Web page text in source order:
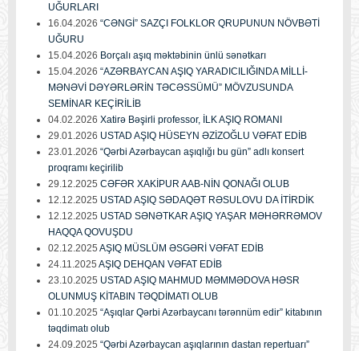
UĞURLARI
16.04.2026 “CƏNGİ” SAZÇI FOLKLOR QRUPUNUN NÖVBƏTİ
UĞURU
15.04.2026 Borçalı aşıq məktəbinin ünlü sənətkarı
15.04.2026 “AZƏRBAYCAN AŞIQ YARADICILIĞINDA MİLLİ-
MƏNƏVİ DƏYƏRLƏRİN TƏCƏSSÜMÜ” MÖVZUSUNDA
SEMİNAR KEÇİRİLİB
04.02.2026 Xatirə Bəşirli professor, İLK AŞIQ ROMANI
29.01.2026 USTAD AŞIQ HÜSEYN ƏZİZOĞLU VƏFAT EDİB
23.01.2026 “Qərbi Azərbaycan aşıqlığı bu gün” adlı konsert
proqramı keçirilib
29.12.2025 CƏFƏR XAKİPUR AAB-NİN QONAĞI OLUB
12.12.2025 USTAD AŞIQ SƏDAQƏT RƏSULOVU DA İTİRDİK
12.12.2025 USTAD SƏNƏTKAR AŞIQ YAŞAR MƏHƏRRƏMOV
HAQQA QOVUŞDU
02.12.2025 AŞIQ MÜSLÜM ƏSGƏRİ VƏFAT EDİB
24.11.2025 AŞIQ DEHQAN VƏFAT EDİB
23.10.2025 USTAD AŞIQ MAHMUD MƏMMƏDOVA HƏSR
OLUNMUŞ KİTABIN TƏQDİMATI OLUB
01.10.2025 “Aşıqlar Qərbi Azərbaycanı tərənnüm edir” kitabının
təqdimatı olub
24.09.2025 “Qərbi Azərbaycan aşıqlarının dastan repertuarı”